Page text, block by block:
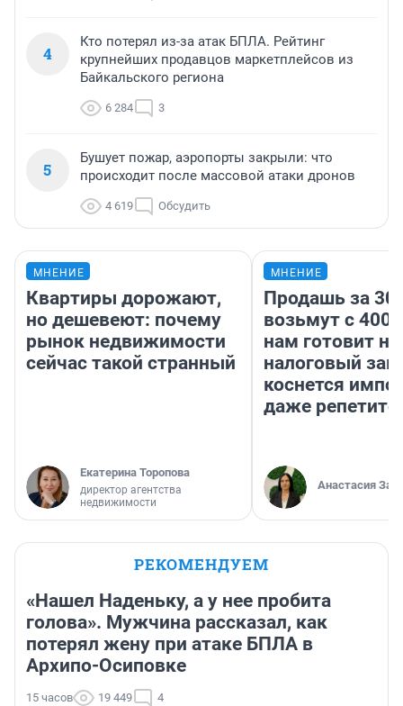
4
Кто потерял из-за атак БПЛА. Рейтинг
крупнейших продавцов маркетплейсов из
Байкальского региона
6 284 3
5
Бушует пожар, аэропорты закрыли: что
происходит после массовой атаки дронов
4 619 Обсудить
МНЕНИЕ
Квартиры дорожают,
но дешевеют: почему
рынок недвижимости
сейчас такой странный
Екатерина Торопова
директор агентства
недвижимости
МНЕНИЕ
Продашь за
возьмут с
нам готовит
налоговый
коснется
даже
Анастасия
РЕКОМЕНДУЕМ
«Нашел Наденьку, а у нее пробита
голова». Мужчина рассказал, как
потерял жену при атаке БПЛА в
Архипо-Осиповке
15 часов 19 449 4